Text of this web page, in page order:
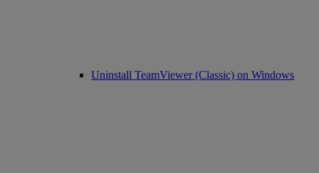
Uninstall TeamViewer (Classic) on Windows